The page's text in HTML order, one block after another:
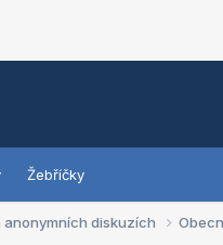
Žebříčky
diskuzích